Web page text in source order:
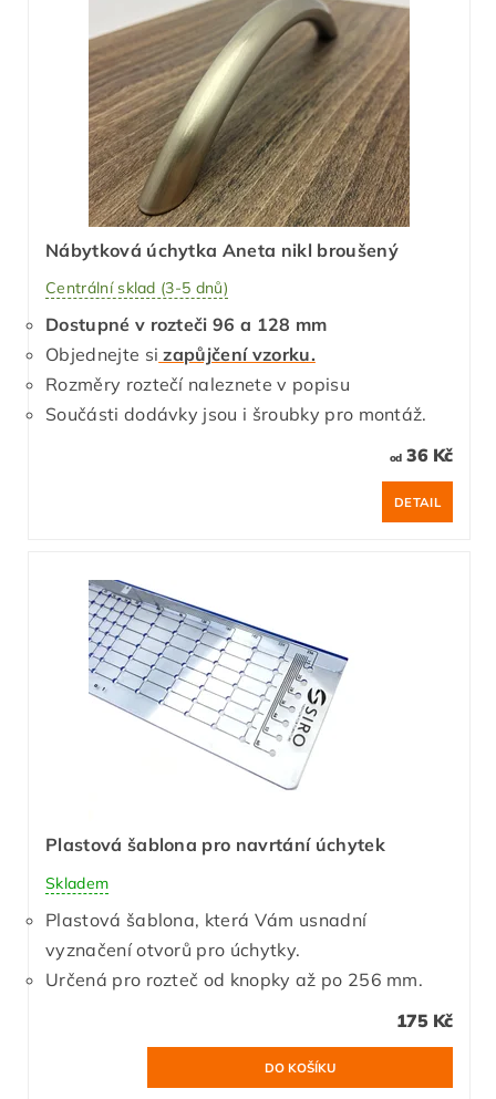
Nábytková úchytka Aneta nikl broušený
Centrální sklad (3-5 dnů)
Dostupné v rozteči 96 a 128 mm
Objednejte si zapůjčení vzorku.
Rozměry roztečí naleznete v popisu
Součásti dodávky jsou i šroubky pro montáž.
od36 Kč
DETAIL
Plastová šablona pro navrtání úchytek
Skladem
Plastová šablona, která Vám usnadní
vyznačení otvorů pro úchytky.
Určená pro rozteč od knopky až po 256 mm.
175 Kč